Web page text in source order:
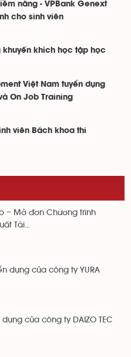
năng - VPBank Genext
cho sinh viên
khuyến khích học tập học
Việt Nam tuyển dụng
On Job Training
viên Bách khoa thi
– Mở đơn Chương trình
Tài...
dụng của công ty YURA
dụng của công ty DAIZO TEC